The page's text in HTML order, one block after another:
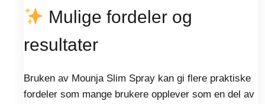
Mulige fordeler og
resultater
Bruken av Mounja Slim Spray kan gi flere praktiske
fordeler som mange brukere opplever som en del av